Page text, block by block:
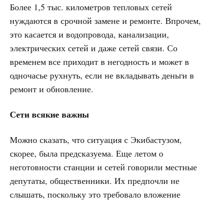
Более 1,5 тыс. километров тепловых сетей
нуждаются в срочной замене и ремонте. Впрочем,
это касается и водопровода, канализации,
электрических сетей и даже сетей связи. Со
временем все приходит в негодность и может в
одночасье рухнуть, если не вкладывать деньги в
ремонт и обновление.
Сети всякие важны
Можно сказать, что ситуация с Экибастузом,
скорее, была предсказуема. Еще летом о
неготовности станции и сетей говорили местные
депутаты, общественники. Их предпочли не
слышать, поскольку это требовало вложение